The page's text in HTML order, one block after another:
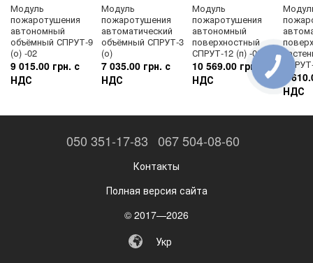
Модуль
пожаротушения
автономный
объёмный СПРУТ-9
(о) -02
9 015.00 грн. с
НДС
Модуль
пожаротушения
автоматический
объёмный СПРУТ-3
(о)
7 035.00 грн. с
НДС
Модуль
пожаротушения
автономный
поверхностный
СПРУТ-12 (п) -02
10 569.00 грн. с
НДС
5
НДС
050 351-17-83 067 504-08-60
Контакты
Полная версия сайта
© 2017—2026
Укр